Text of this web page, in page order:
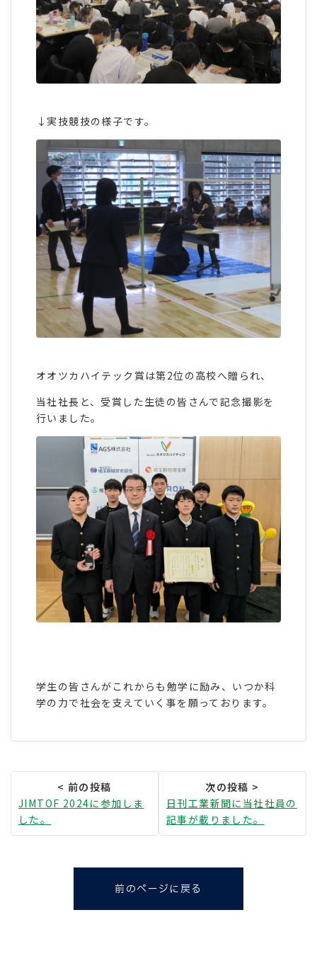
↓実技競技の様子です。
オオツカハイテック賞は第2位の高校へ贈られ、
当社社長と、受賞した生徒の皆さんで記念撮影を
行いました。
学生の皆さんがこれからも勉学に励み、いつか科
学の力で社会を支えていく事を願っております。
JIMTOF 2024に参加しま
した。
日刊工業新聞に当社社員の
記事が載りました。
前のページに戻る